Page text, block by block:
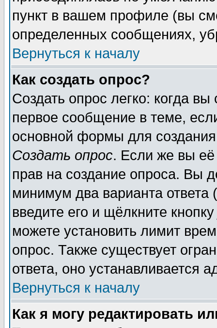
пункт в вашем профиле (вы
определенных сообщениях,
Вернуться к началу
Как создать опрос?
Создать опрос легко: когда
первое сообщение в теме,
основной формы для
Создать опрос. Если же вы её
прав на создание опроса. Вы
минимум два варианта ответа
введите его и щёлкните
можете установить лимит
опрос. Также существует
ответа, оно устанавливается
Вернуться к началу
Как я могу редактировать